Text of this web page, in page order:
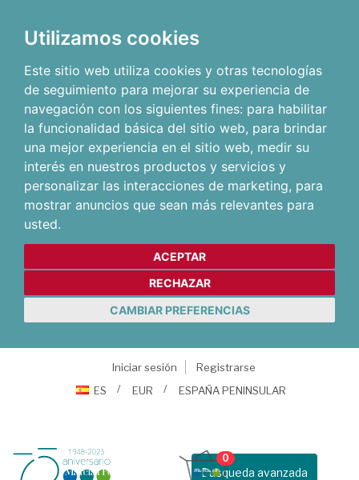
Utilizamos cookies
Este sitio web utiliza cookies y otras tecnologías
de seguimiento para mejorar su experiencia de
navegación con los siguientes fines: para habilitar
la funcionalidad básica del sitio web, para brindar
una mejor experiencia en el sitio web, medir su
interés en nuestros productos y servicios y
personalizar las interacciones de marketing, para
mostrar anuncios que sean más relevantes para
usted.
ACEPTAR
RECHAZAR
CAMBIAR PREFERENCIAS
Iniciar sesión
Registrarse
ES
EUR ESPAÑA PENINSULAR
Busqueda avanzada
0